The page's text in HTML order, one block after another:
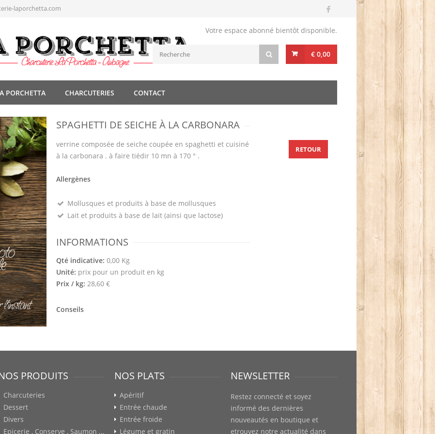
laporchetta.com
Votre espace abonné bientôt disponible.
€ 0,00
PORCHETTA CHARCUTERIES CONTACT
SPAGHETTI DE SEICHE À LA CARBONARA
verrine composée de seiche coupée en spaghetti et cuisiné
à la carbonara . à faire tiédir 10 mn à 170 ° .
Allergènes
Mollusques et produits à base de mollusques
Lait et produits à base de lait (ainsi que lactose)
INFORMATIONS
Qté indicative: 0,00 Kg
Unité: prix pour un produit en kg
Prix / kg: 28,60 €
Conseils
RETOUR
PRODUITS
Charcuteries
Dessert
Divers
Epicerie , Conserve , Saumon ...
NOS PLATS
Apéritif
Entrée chaude
Entrée froide
Légume et gratin
NEWSLETTER
Restez connecté et soyez
informé des dernières
nouveautés en boutique et
etrouvez notre actualité dans